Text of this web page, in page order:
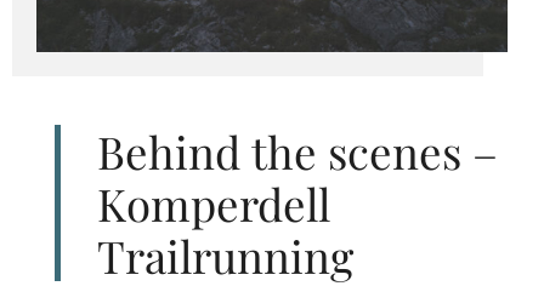
Behind the scenes –
Komperdell
Trailrunning